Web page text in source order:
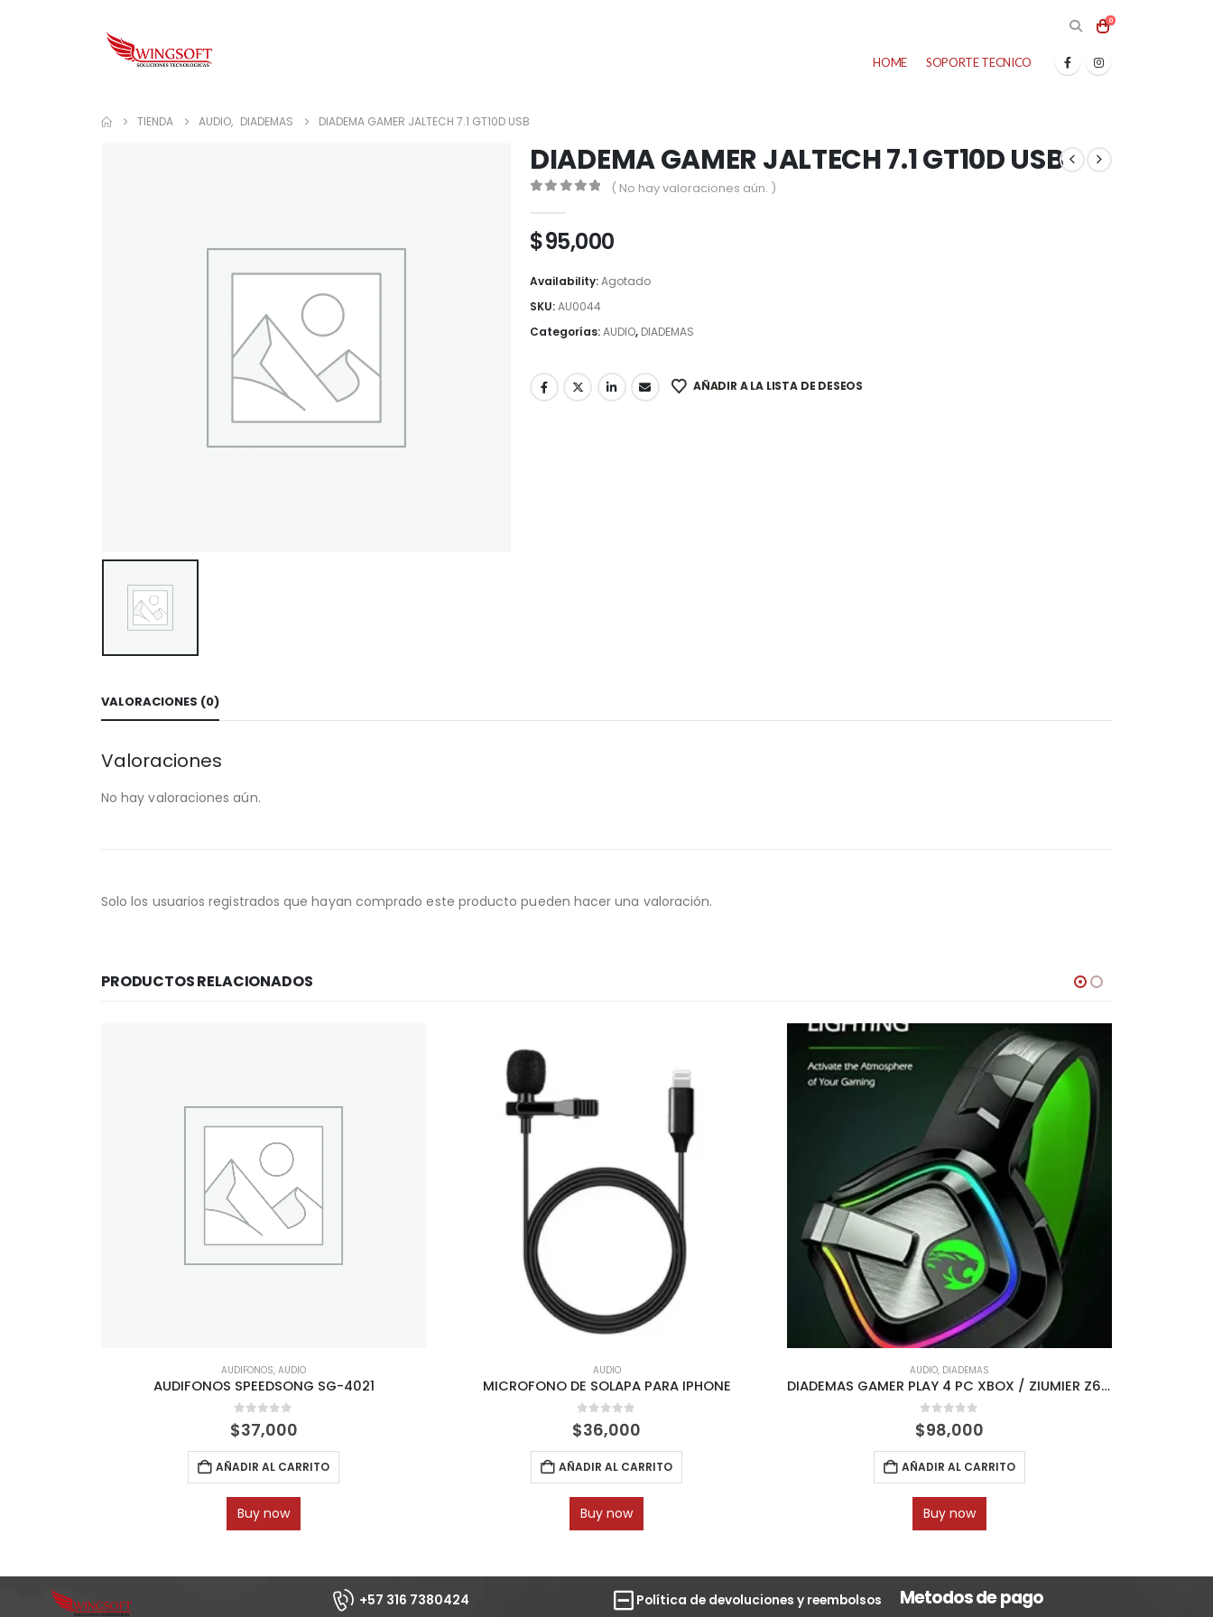
0
HOME SOPORTE TECNICO
TIENDA AUDIO, DIADEMAS DIADEMA GAMER JALTECH 7.1 GT10D USB
DIADEMA GAMER JALTECH 7.1 GT10D USB
( No hay valoraciones aún. )
$95,000
Availability:Agotado
SKU:AU0044
Categorías:AUDIO, DIADEMAS
AÑADIR A LA LISTA DE DESEOS
VALORACIONES (0)
Valoraciones
No hay valoraciones aún.
Solo los usuarios registrados que hayan comprado este producto pueden hacer una valoración.
PRODUCTOS RELACIONADOS
AUDIFONOS, AUDIO
AUDIFONOS SPEEDSONG SG-4021
0 out of 5
$37,000
AÑADIR AL CARRITO
Buy now
AUDIO
MICROFONO DE SOLAPA PARA IPHONE
0out of 5
$36,000
AÑADIR AL CARRITO
Buy now
AUDIO, DIADEMAS
DIADEMAS GAMER PLAY 4 PC XBOX / ZIUMIER Z66 RGB
0out of 5
$98,000
AÑADIR AL CARRITO
Buy now
+57 316 7380424 Política de devoluciones y reembolsos Metodos de pago